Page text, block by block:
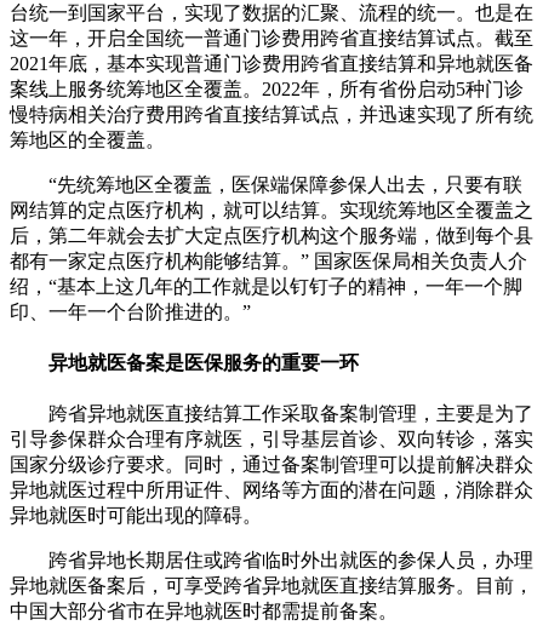
台统一到国家平台，实现了数据的汇聚、流程的统一。也是在
这一年，开启全国统一普通门诊费用跨省直接结算试点。截至
2021年底，基本实现普通门诊费用跨省直接结算和异地就医备
案线上服务统筹地区全覆盖。2022年，所有省份启动5种门诊
慢特病相关治疗费用跨省直接结算试点，并迅速实现了所有统
筹地区的全覆盖。
“先统筹地区全覆盖，医保端保障参保人出去，只要有联
网结算的定点医疗机构，就可以结算。实现统筹地区全覆盖之
后，第二年就会去扩大定点医疗机构这个服务端，做到每个县
都有一家定点医疗机构能够结算。” 国家医保局相关负责人介
绍，“基本上这几年的工作就是以钉钉子的精神，一年一个脚
印、一年一个台阶推进的。”
异地就医备案是医保服务的重要一环
跨省异地就医直接结算工作采取备案制管理，主要是为了
引导参保群众合理有序就医，引导基层首诊、双向转诊，落实
国家分级诊疗要求。同时，通过备案制管理可以提前解决群众
异地就医过程中所用证件、网络等方面的潜在问题，消除群众
异地就医时可能出现的障碍。
跨省异地长期居住或跨省临时外出就医的参保人员，办理
异地就医备案后，可享受跨省异地就医直接结算服务。目前，
中国大部分省市在异地就医时都需提前备案。